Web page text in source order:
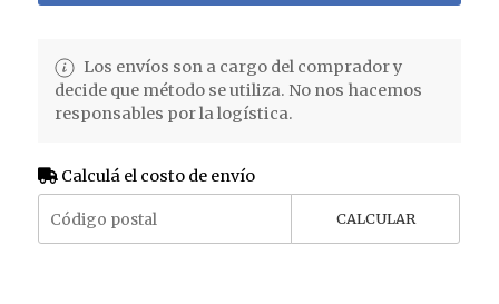
Los envíos son a cargo del comprador y
decide que método se utiliza. No nos hacemos
responsables por la logística.
Calculá el costo de envío
CALCULAR